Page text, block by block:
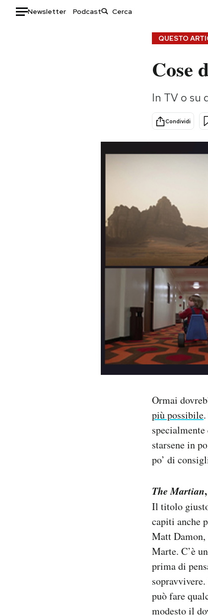
Newsletter Podcast
Consumismi
Storie/Idee
Ok Boomer!
Media
Mondiali calcio 2026
QUESTO
Cose
In TV o su
Condividi
Ormai
più possibile
starsene in
po’ di
The Martian
Il titolo
capiti anche
Matt Damon,
Marte. C’è
prima di
può fare
modesto il